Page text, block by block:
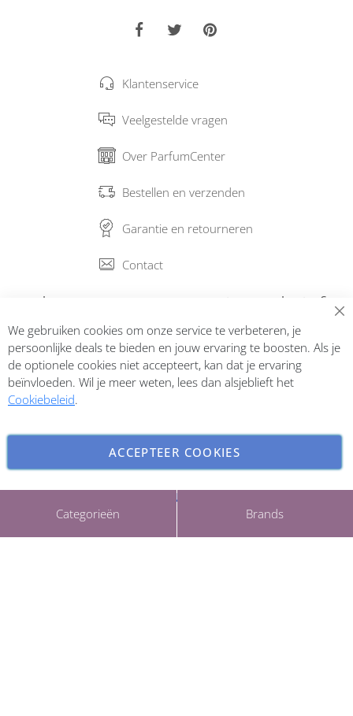
Categorieën Brands
Klantenservice
Veelgestelde vragen
Over ParfumCenter
Bestellen en verzenden
Garantie en retourneren
Contact
Abonneer op onze nieuwsbrief
Inschrijven
Copyright © 2026 ParfumCenter.nl. All rights reserved.
We gebruiken cookies om onze service te verbeteren, je
persoonlijke deals te bieden en jouw ervaring te boosten. Als je
de optionele cookies niet accepteert, kan dat je ervaring
beïnvloeden. Wil je meer weten, lees dan alsjeblieft het
Cookiebeleid.
ACCEPTEER COOKIES
INSTELLINGEN AANPASSEN